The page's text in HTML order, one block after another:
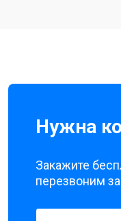
Нужна
Закажите
перезвоним